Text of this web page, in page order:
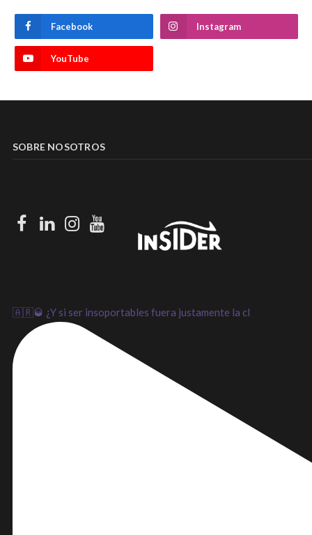
Facebook Instagram
YouTube
SOBRE NOSOTROS
Facebook
LinkedInInstagram
Youtube
🇦🇷🥃 ¿Y si ser insoportables fuera justamente la cl